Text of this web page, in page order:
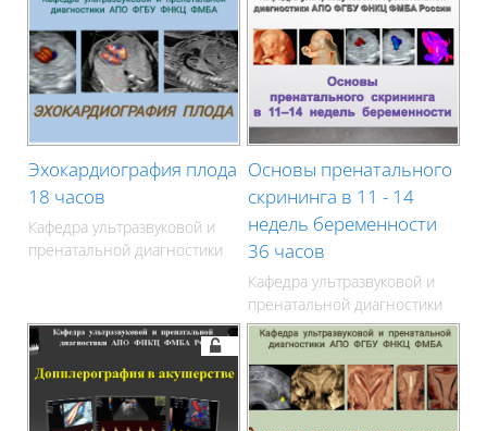
Эхокардиография плода
18 часов
Кафедра ультразвуковой и
пренатальной диагностики
Основы пренатального
скрининга в 11 - 14
недель беременности
36 часов
Кафедра ультразвуковой и
пренатальной диагностики